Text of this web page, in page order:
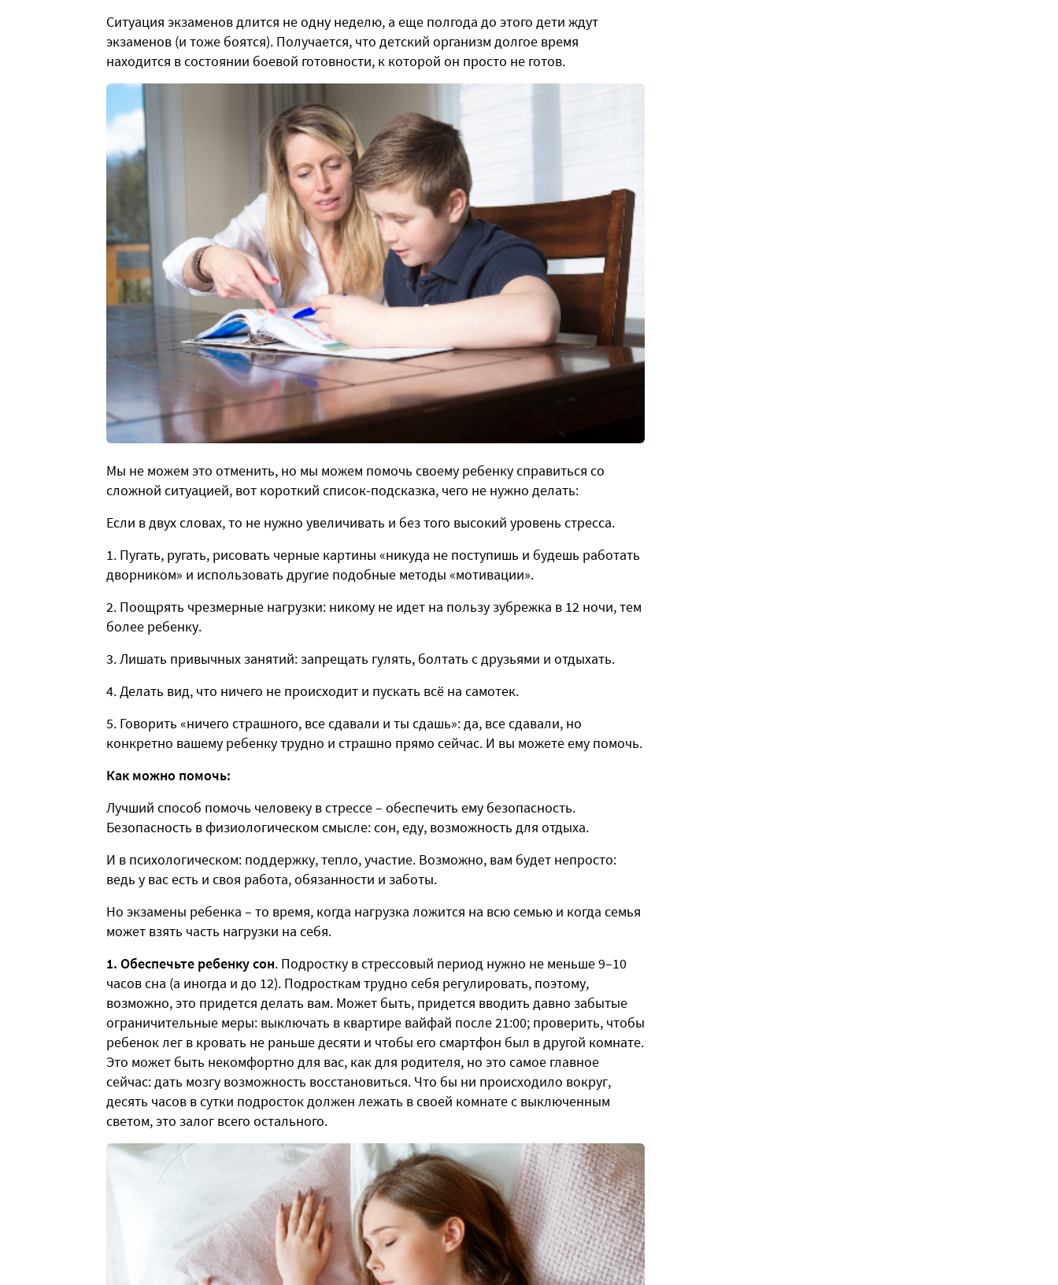
Ситуация экзаменов длится не одну неделю, а еще полгода до этого дети ждут
экзаменов (и тоже боятся). Получается, что детский организм долгое время
находится в состоянии боевой готовности, к которой он просто не готов.
Мы не можем это отменить, но мы можем помочь своему ребенку справиться со
сложной ситуацией, вот короткий список-подсказка, чего не нужно делать:
Если в двух словах, то не нужно увеличивать и без того высокий уровень стресса.
1. Пугать, ругать, рисовать черные картины «никуда не поступишь и будешь работать
дворником» и использовать другие подобные методы «мотивации».
2. Поощрять чрезмерные нагрузки: никому не идет на пользу зубрежка в 12 ночи, тем
более ребенку.
3. Лишать привычных занятий: запрещать гулять, болтать с друзьями и отдыхать.
4. Делать вид, что ничего не происходит и пускать всё на самотек.
5. Говорить «ничего страшного, все сдавали и ты сдашь»: да, все сдавали, но
конкретно вашему ребенку трудно и страшно прямо сейчас. И вы можете ему помочь.
Как можно помочь:
Лучший способ помочь человеку в стрессе – обеспечить ему безопасность.
Безопасность в физиологическом смысле: сон, еду, возможность для отдыха.
И в психологическом: поддержку, тепло, участие. Возможно, вам будет непросто:
ведь у вас есть и своя работа, обязанности и заботы.
Но экзамены ребенка – то время, когда нагрузка ложится на всю семью и когда семья
может взять часть нагрузки на себя.
1. Обеспечьте ребенку сон. Подростку в стрессовый период нужно не меньше 9–10
часов сна (а иногда и до 12). Подросткам трудно себя регулировать, поэтому,
возможно, это придется делать вам. Может быть, придется вводить давно забытые
ограничительные меры: выключать в квартире вайфай после 21:00; проверить, чтобы
ребенок лег в кровать не раньше десяти и чтобы его смартфон был в другой комнате.
Это может быть некомфортно для вас, как для родителя, но это самое главное
сейчас: дать мозгу возможность восстановиться. Что бы ни происходило вокруг,
десять часов в сутки подросток должен лежать в своей комнате с выключенным
светом, это залог всего остального.